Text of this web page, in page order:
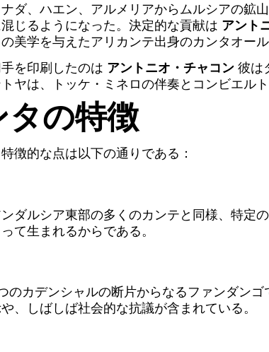
ダ、ハエン、アルメリアからムルシアの鉱
じるようになった。決定的な貢献は アント
美学を与えたアリカンテ出身のカンタオー
を印刷したのは アントニオ・チャコン 彼は
ヤは、トッケ・ミネロの伴奏とコンビエル
タの特徴
徴的な点は以下の通りである：
ダルシア東部の多くのカンテと同様、特定
て生まれるからである。
のカデンシャルの断片からなるファンダン
、しばしば社会的な抗議が含まれている。